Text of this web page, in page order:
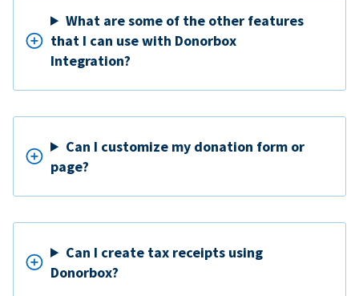
What are some of the other features
that I can use with Donorbox
Integration?
Can I customize my donation form or
page?
Can I create tax receipts using
Donorbox?